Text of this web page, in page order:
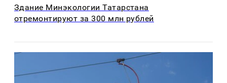
Здание Минэкологии Татарстана
отремонтируют за 300 млн рублей